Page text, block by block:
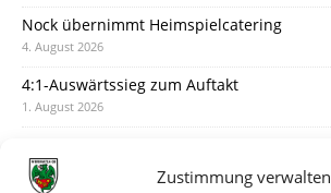
Zustimmung verwalten
Nock übernimmt Heimspielcatering
4. August 2026
4:1-Auswärtssieg zum Auftakt
1. August 2026
31. Juli 2026